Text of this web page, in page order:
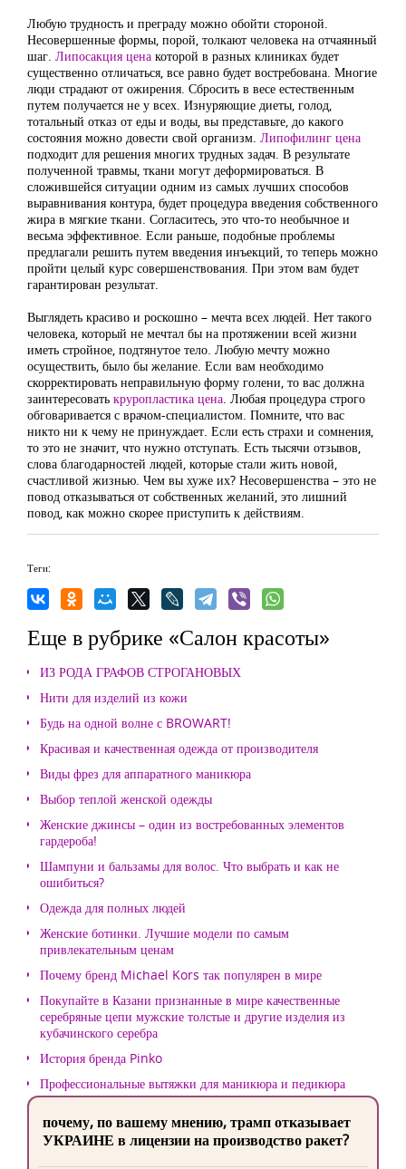
Любую трудность и преграду можно обойти стороной.
Несовершенные формы, порой, толкают человека на отчаянный
шаг. Липосакция цена которой в разных клиниках будет
существенно отличаться, все равно будет востребована. Многие
люди страдают от ожирения. Сбросить в весе естественным
путем получается не у всех. Изнуряющие диеты, голод,
тотальный отказ от еды и воды, вы представьте, до какого
состояния можно довести свой организм. Липофилинг цена
подходит для решения многих трудных задач. В результате
полученной травмы, ткани могут деформироваться. В
сложившейся ситуации одним из самых лучших способов
выравнивания контура, будет процедура введения собственного
жира в мягкие ткани. Согласитесь, это что-то необычное и
весьма эффективное. Если раньше, подобные проблемы
предлагали решить путем введения инъекций, то теперь можно
пройти целый курс совершенствования. При этом вам будет
гарантирован результат.
Выглядеть красиво и роскошно – мечта всех людей. Нет такого
человека, который не мечтал бы на протяжении всей жизни
иметь стройное, подтянутое тело. Любую мечту можно
осуществить, было бы желание. Если вам необходимо
скорректировать неправильную форму голени, то вас должна
заинтересовать круропластика цена. Любая процедура строго
обговаривается с врачом-специалистом. Помните, что вас
никто ни к чему не принуждает. Если есть страхи и сомнения,
то это не значит, что нужно отступать. Есть тысячи отзывов,
слова благодарностей людей, которые стали жить новой,
счастливой жизнью. Чем вы хуже их? Несовершенства – это не
повод отказываться от собственных желаний, это лишний
повод, как можно скорее приступить к действиям.
Теги:
Еще в рубрике «Салон красоты»
ИЗ РОДА ГРАФОВ СТРОГАНОВЫХ
Нити для изделий из кожи
Будь на одной волне с BROWART!
Красивая и качественная одежда от производителя
Виды фрез для аппаратного маникюра
Выбор теплой женской одежды
Женские джинсы – один из востребованных элементов
гардероба!
Шампуни и бальзамы для волос. Что выбрать и как не
ошибиться?
Одежда для полных людей
Женские ботинки. Лучшие модели по самым
привлекательным ценам
Почему бренд Michael Kors так популярен в мире
Покупайте в Казани признанные в мире качественные
серебряные цепи мужские толстые и другие изделия из
кубачинского серебра
История бренда Pinko
Профессиональные вытяжки для маникюра и педикюра
почему, по вашему мнению, трамп отказывает
УКРАИНЕ в лицензии на производство ракет?